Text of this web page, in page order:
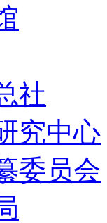
社
究中心
委员会